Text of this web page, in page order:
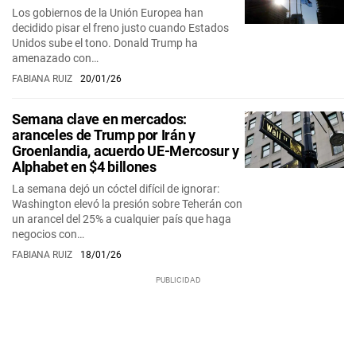
Los gobiernos de la Unión Europea han
decidido pisar el freno justo cuando Estados
Unidos sube el tono. Donald Trump ha
amenazado con…
FABIANA RUIZ 20/01/26
Semana clave en mercados:
aranceles de Trump por Irán y
Groenlandia, acuerdo UE-Mercosur y
Alphabet en $4 billones
La semana dejó un cóctel difícil de ignorar:
Washington elevó la presión sobre Teherán con
un arancel del 25% a cualquier país que haga
negocios con…
FABIANA RUIZ 18/01/26